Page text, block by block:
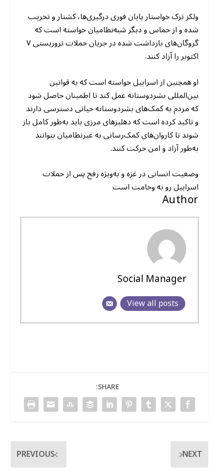
ولکر ترک خواستار پایان فوری درگیری‌ها، کشتار و تخریب
شده و از حماس و دیگر شبه‌نظامیان خواسته است که
گروگان‌های بازداشت شده در جریان حملات تروریستی ۷
اکتوبر را آزاد کنند.
او همچنین از اسراییل خواسته است که به قوانین
بین‌المللی بشردوستانه عمل کند تا اطمینان حاصل شود
که مردم به کمک‌های بشردوستانه حیاتی دسترسی دارند
و تاکید کرده است که دهلیزهای مرزی باید به‌طور کامل باز
شوند تا کاروان‌های کمک‌رسانی به غیرنظامیان بتوانند
به‌طور آزاد و امن حرکت کنند.
وضعیت انسانی در غزه و به‌ویژه رفح پس از حملات
اسراییل رو به وخامت است
Author
Social Manager
View all posts
SHARE:
PREVIOUS
NEXT